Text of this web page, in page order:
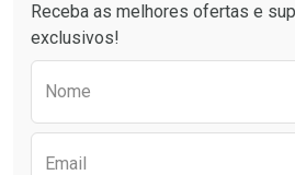
Comprar sem Desconto
Comprar sem Desconto
Por R$ 155,58/cada
Receba as melhores ofertas e
exclusivos!
Nome
Email